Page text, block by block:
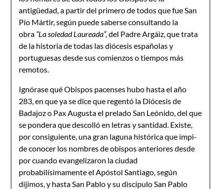
antigüedad, a partir del primero de todos que fue San
Pío Mártir, según puede saberse consultando la
obra “La soledad Laureada”,del Padre Argáiz, que trata
de la historia de todas las diócesis españolas y
portuguesas desde sus comienzos o tiempos más
remotos.
Ignórase qué Obispos pacenses hubo hasta el año
283, en que ya se dice que regentó la Diócesis de
Badajoz o Pax Augusta el prelado San Leónido, del que
se pondera que desco­lló en letras y santidad. Existe,
por consiguiente, una gran laguna histórica que impi­
de conocer los nombres de obispos anteriores desde
por cuando evangelizaron la ciudad
probabilísimamente el Apóstol Santiago, según
dijimos, y hasta San Pablo y su discípulo San Pablo